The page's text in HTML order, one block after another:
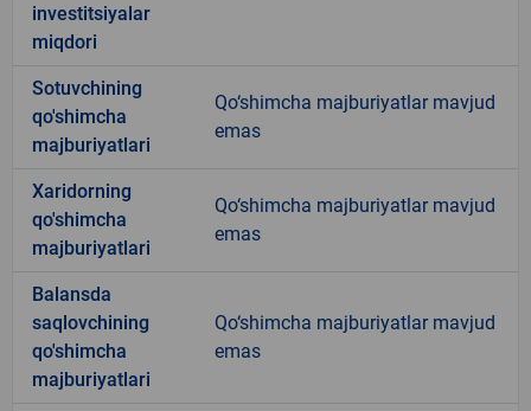
investitsiyalar
miqdori
Sotuvchining
qo'shimcha
majburiyatlari
Qo‘shimcha majburiyatlar mavjud
emas
Xaridorning
qo'shimcha
majburiyatlari
Qo‘shimcha majburiyatlar mavjud
emas
Balansda
saqlovchining
qo'shimcha
majburiyatlari
Qo‘shimcha majburiyatlar mavjud
emas